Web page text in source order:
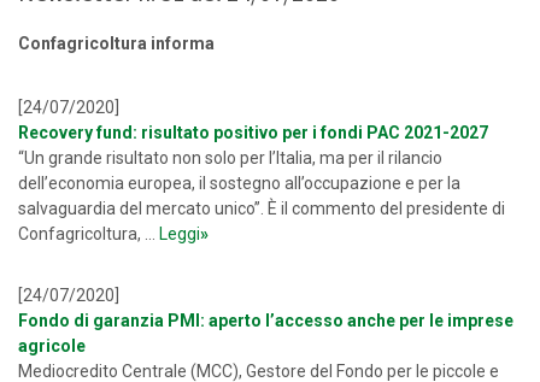
Confagricoltura informa
[24/07/2020]
Recovery fund: risultato positivo per i fondi PAC 2021-2027
“Un grande risultato non solo per l’Italia, ma per il rilancio
dell’economia europea, il sostegno all’occupazione e per la
salvaguardia del mercato unico”. È il commento del presidente di
Confagricoltura, ...
Leggi»
[24/07/2020]
Fondo di garanzia PMI: aperto l’accesso anche per le imprese
agricole
Mediocredito Centrale (MCC), Gestore del Fondo per le piccole e